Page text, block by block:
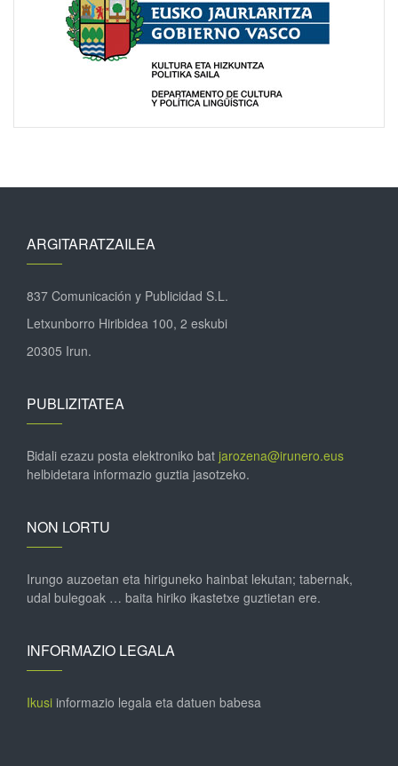
ARGITARATZAILEA
837 Comunicación y Publicidad S.L.
Letxunborro Hiribidea 100, 2 eskubi
20305 Irun.
PUBLIZITATEA
Bidali ezazu posta elektroniko bat jarozena@irunero.eus
helbidetara informazio guztia jasotzeko.
NON LORTU
Irungo auzoetan eta hiriguneko hainbat lekutan; tabernak,
udal bulegoak … baita hiriko ikastetxe guztietan ere.
INFORMAZIO LEGALA
Ikusi informazio legala eta datuen babesa